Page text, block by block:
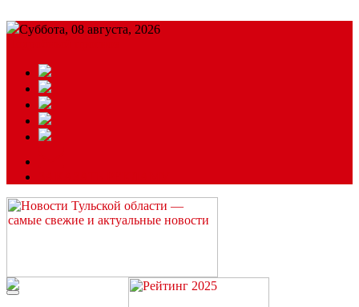
Суббота, 08 августа, 2026
Читайте последние новости дня в Тульской области на сайте
“ЗаНовомосковск”